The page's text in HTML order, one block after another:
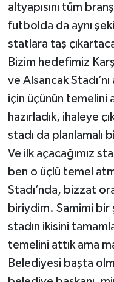
altyapısını tüm
futbolda da aynı
statlara taş
Bizim hedefimiz
ve Alsancak
için üçünün temelini
hazırladık, ihaleye
stadı da planlamalı
Ve ilk açacağımız
ben o üçlü temel
Stadı’nda, bizzat
biriydim. Samimi bir
stadın ikisini
temelini attık ama
Belediyesi başta